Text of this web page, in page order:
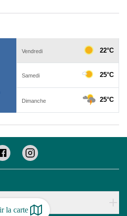
la carte